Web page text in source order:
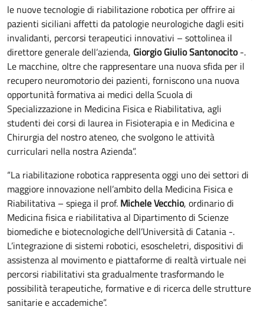
le nuove tecnologie di riabilitazione robotica per offrire ai
pazienti siciliani affetti da patologie neurologiche dagli esiti
invalidanti, percorsi terapeutici innovativi – sottolinea il
direttore generale dell’azienda, Giorgio Giulio Santonocito-.
Le macchine, oltre che rappresentare una nuova sfida per il
recupero neuromotorio dei pazienti, forniscono una nuova
opportunità formativa ai medici della Scuola di
Specializzazione in Medicina Fisica e Riabilitativa, agli
studenti dei corsi di laurea in Fisioterapia e in Medicina e
Chirurgia del nostro ateneo, che svolgono le attività
curriculari nella nostra Azienda”.
“La riabilitazione robotica rappresenta oggi uno dei settori di
maggiore innovazione nell’ambito della Medicina Fisica e
Riabilitativa – spiega il prof. Michele Vecchio, ordinario di
Medicina fisica e riabilitativa al Dipartimento di Scienze
biomediche e biotecnologiche dell’Università di Catania -.
L’integrazione di sistemi robotici, esoscheletri, dispositivi di
assistenza al movimento e piattaforme di realtà virtuale nei
percorsi riabilitativi sta gradualmente trasformando le
possibilità terapeutiche, formative e di ricerca delle strutture
sanitarie e accademiche”.